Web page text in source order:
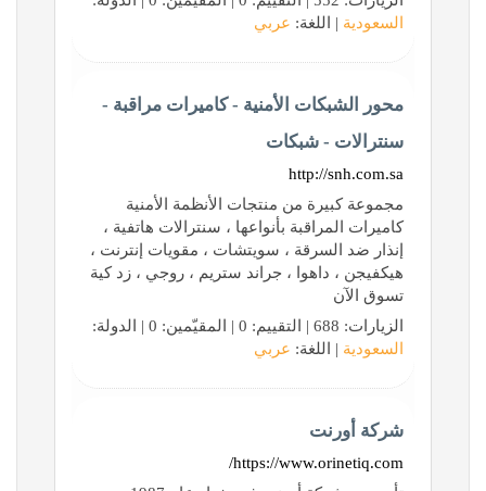
السعودية | اللغة: عربي
محور الشبكات الأمنية - كاميرات مراقبة -
سنترالات - شبكات
http://snh.com.sa
مجموعة كبيرة من منتجات الأنظمة الأمنية
كاميرات المراقبة بأنواعها ، سنترالات هاتفية ،
إنذار ضد السرقة ، سويتشات ، مقويات إنترنت ،
هيكفيجن ، داهوا ، جراند ستريم ، روجي ، زد كية
تسوق الآن
الزيارات: 688 | التقييم: 0 | المقيّمين: 0 | الدولة:
السعودية | اللغة: عربي
شركة أورنت
https://www.orinetiq.com/